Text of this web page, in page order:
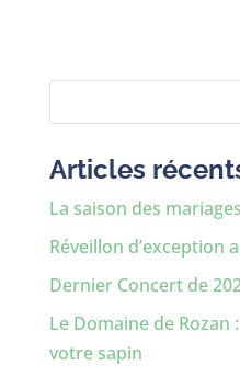
Articles
La saison des
Réveillon d’exception
Dernier Concert de
Le Domaine de Rozan
votre sapin